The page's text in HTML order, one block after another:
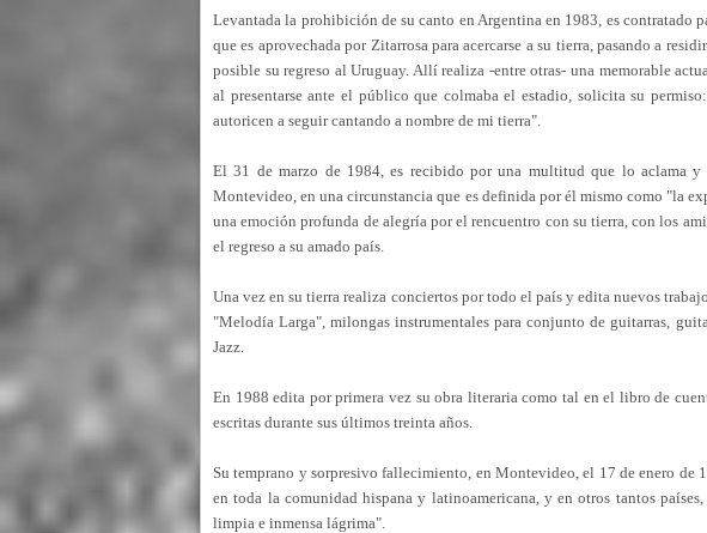
Levantada la prohibición de su canto en Argentina en 1983, es contratado
que es aprovechada por Zitarrosa para acercarse a su tierra, pasando a
posible su regreso al Uruguay. Allí realiza -entre otras- una memorable
al presentarse ante el público que colmaba el estadio, solicita su
autoricen a seguir cantando a nombre de mi tierra".
El 31 de marzo de 1984, es recibido por una multitud que lo aclama y
Montevideo, en una circunstancia que es definida por él mismo como "la
una emoción profunda de alegría por el rencuentro con su tierra, con los
el regreso a su amado país.
Una vez en su tierra realiza conciertos por todo el país y edita nuevos
"Melodía Larga", milongas instrumentales para conjunto de guitarras,
Jazz.
En 1988 edita por primera vez su obra literaria como tal en el libro de
escritas durante sus últimos treinta años.
Su temprano y sorpresivo fallecimiento, en Montevideo, el 17 de enero de
en toda la comunidad hispana y latinoamericana, y en otros tantos
limpia e inmensa lágrima".